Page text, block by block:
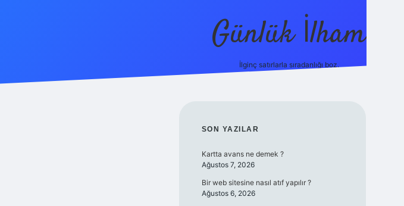
Günlük İlham
İlginç satırlarla sıradanlığı boz.
SIDEBAR
SON YAZILAR
Kartta avans ne demek ?
Ağustos 7, 2026
Bir web sitesine nasıl atıf yapılır ?
Ağustos 6, 2026